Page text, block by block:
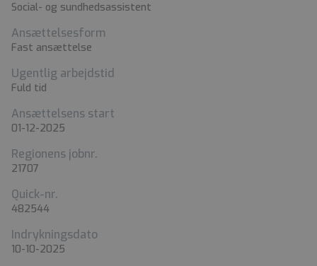
Social- og sundhedsassistent
Ansættelsesform
Fast ansættelse
Ugentlig arbejdstid
Fuld tid
Ansættelsens start
01-12-2025
Regionens jobnr.
21707
Quick-nr.
482544
Indrykningsdato
10-10-2025